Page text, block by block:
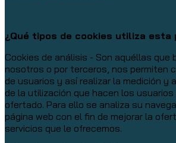
¿Qué tipos de cookies utiliza esta
Cookies de análisis - Son aquéllas que
nosotros o por terceros, nos permiten
de usuarios y así realizar la medición y
de la utilización que hacen los usuarios
ofertado. Para ello se analiza su
página web con el fin de mejorar la
servicios que le ofrecemos.